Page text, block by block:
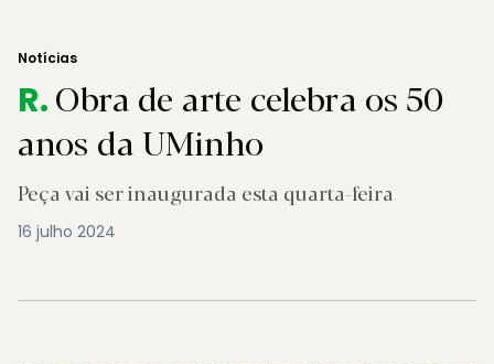
Notícias
R.Obra de arte celebra os 50
anos da UMinho
Peça vai ser inaugurada esta quarta-feira
16 julho 2024